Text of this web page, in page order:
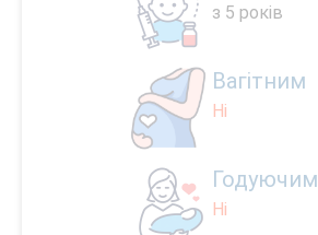
з 5 років
Вагітним
Ні
Годуючим
Ні